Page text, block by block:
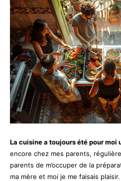
La cuisine a toujours été pour moi
encore chez mes parents,
parents de m’occuper de la
ma mère et moi je me faisais plaisir.